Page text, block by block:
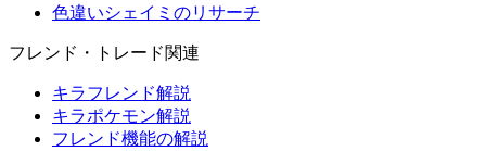
色違いシェイミのリサーチ
フレンド・トレード関連
キラフレンド解説
キラポケモン解説
フレンド機能の解説